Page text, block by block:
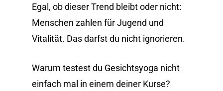
Egal, ob dieser Trend bleibt oder nicht:
Menschen zahlen für Jugend und
Vitalität. Das darfst du nicht ignorieren.
Warum testest du Gesichtsyoga nicht
einfach mal in einem deiner Kurse?